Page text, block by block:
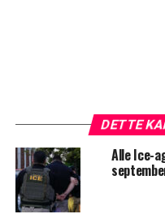
DETTE
Alle Ice-